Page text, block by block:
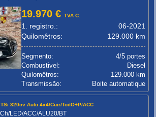
19.970 €TVA C.
1. registro.:
06-2021
Quilomêtros:
129.000 km
Segmento:
4/5 portes
Combustivel:
Diesel
Quilomêtros:
129.000 km
Transmissão:
Boite automatique
320cv Auto 4x4/Cuir/ToitO+P/ACC
LED/ACC/ALU20/BT